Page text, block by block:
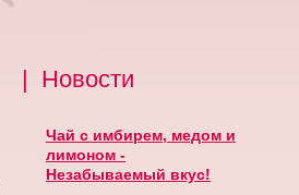
| Новости
Чай с имбирем, медом и
лимоном -
Незабываемый вкус!